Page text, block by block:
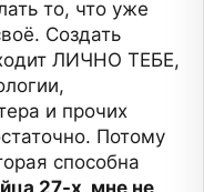
то, что уже
Создать
ЛИЧНО ТЕБЕ,
и прочих
Потому
способна